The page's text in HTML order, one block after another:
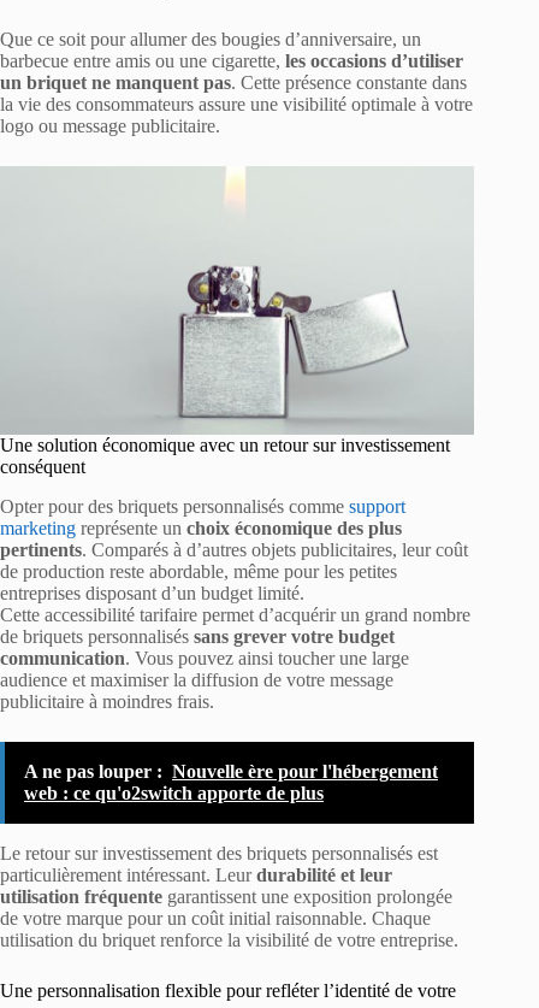
Que ce soit pour allumer des bougies d’anniversaire, un
barbecue entre amis ou une cigarette, les occasions d’utiliser
un briquet ne manquent pas. Cette présence constante dans
la vie des consommateurs assure une visibilité optimale à votre
logo ou message publicitaire.
Une solution économique avec un retour sur investissement
conséquent
Opter pour des briquets personnalisés comme support
marketing représente un choix économique des plus
pertinents. Comparés à d’autres objets publicitaires, leur coût
de production reste abordable, même pour les petites
entreprises disposant d’un budget limité.
Cette accessibilité tarifaire permet d’acquérir un grand nombre
de briquets personnalisés sans grever votre budget
communication. Vous pouvez ainsi toucher une large
audience et maximiser la diffusion de votre message
publicitaire à moindres frais.
A ne pas louper : Nouvelle ère pour l'hébergement
web : ce qu'o2switch apporte de plus
Le retour sur investissement des briquets personnalisés est
particulièrement intéressant. Leurdurabilité et leur
utilisation fréquente garantissent une exposition prolongée
de votre marque pour un coût initial raisonnable. Chaque
utilisation du briquet renforce la visibilité de votre entreprise.
Une personnalisation flexible pour refléter l’identité de votre